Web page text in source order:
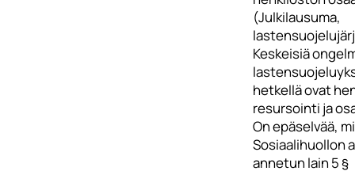
(Julkilausuma,
Keskeisiä
hetkellä ovat
resursointi ja
On epäselvää,
Sosiaalihuollon
annetun lain 5 §